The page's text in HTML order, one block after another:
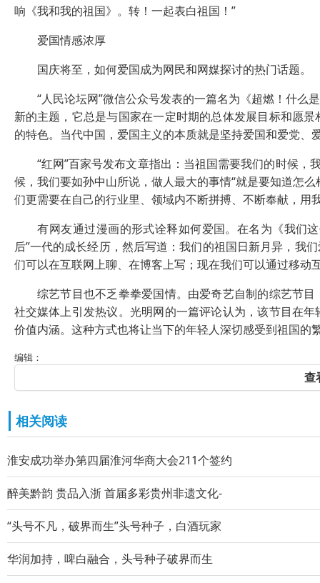
响《我和我的祖国》。转！一起表白祖国！”
爱国情感浓厚
国庆将至，如何爱国成为网民和网媒探讨的热门话题。
“人民论坛网”微信公众号发表的一篇名为《超燃！什么
新的主题，它总是与国家在一定时期的总体发展目标和愿
的特色。当代中国，爱国主义的本质就是坚持爱国和爱党、
“红网”百家号发布文章指出：当祖国需要我们的时候，
候，我们要如孙中山所说，做人最大的事情“就是要知道怎
们更需要在自己的行业里、领域内不断拼搏、不断奉献，用
有网友通过漫画的形式诠释如何爱国。在名为《我们这
后”一代的成长经历，然后写道：我们的祖国日新月异，我
们可以在互联网上聊、在博客上写；现在我们可以通过移
综艺节目也不乏拳拳爱国情。由爱奇艺自制的综艺节目
社交媒体上引发热议。光明网的一篇评论认为，该节目在
价值内涵。这种方式也将让当下的年轻人深切感受到祖国的
编辑：
查
相关阅读
淮安成功举办第四届淮河华商大会211个签约
醉美黔韵 贵品入浙 首届多彩贵州非遗文化-
“头号不凡，破界而生”头号种子，白酒玩家
华润加持，啤白融合，头号种子破界而生